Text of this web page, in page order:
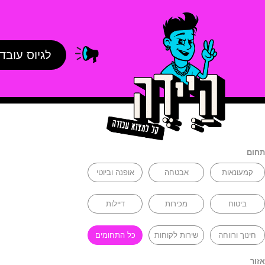
לגיוס
תחום
קמעונאות אבטחה אופנה וביוטי
ביטוח מכירות דיילות
חינוך ורווחה שירות לקוחות כל התחומים
אזור